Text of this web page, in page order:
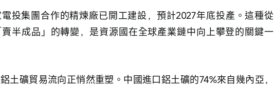
投集團合作的精煉廠已開工建設，預計2027年底投產。這種從
賣半成品」的轉變，是資源國在全球產業鏈中向上攀登的關鍵一
土礦貿易流向正悄然重塑。中國進口鋁土礦的74%來自幾內亞，